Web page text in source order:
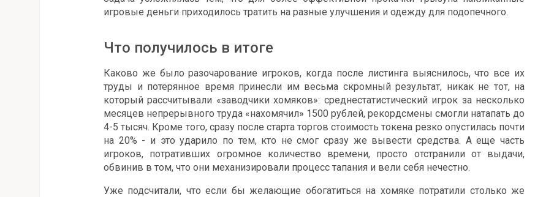
игровые деньги приходилось тратить на разные улучшения и одежду для подопечного.
Что получилось в итоге
Каково же было разочарование игроков, когда после листинга выяснилось, что все их
труды и потерянное время принесли им весьма скромный результат, никак не тот, на
который рассчитывали «заводчики хомяков»: среднестатистический игрок за несколько
месяцев непрерывного труда «нахомячил» 1500 рублей, рекордсмены смогли натапать до
4-5 тысяч. Кроме того, сразу после старта торгов стоимость токена резко опустилась почти
на 20% - и это ударило по тем, кто не смог сразу же вывести средства. А еще часть
игроков, потративших огромное количество времени, просто отстранили от выдачи,
обвинив в том, что они механизировали процесс тапания и вели себя нечестно.
Уже подсчитали, что если бы желающие обогатиться на хомяке потратили столько же